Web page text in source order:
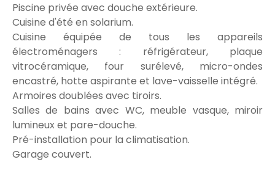
Piscine privée avec douche extérieure.
Cuisine d'été en solarium.
Cuisine équipée de tous les appareils
électroménagers : réfrigérateur, plaque
vitrocéramique, four surélevé, micro-ondes
encastré, hotte aspirante et lave-vaisselle intégré.
Armoires doublées avec tiroirs.
Salles de bains avec WC, meuble vasque, miroir
lumineux et pare-douche.
Pré-installation pour la climatisation.
Garage couvert.